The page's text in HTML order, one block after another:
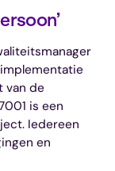
van de
is een
Iedereen
en